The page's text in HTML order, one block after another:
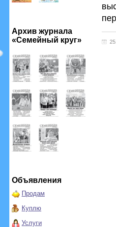
Архив журнала
«Семейный круг»
Объявления
Продам
Куплю
Услуги